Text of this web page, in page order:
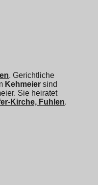
. Gerichtliche
Kehmeier sind
Sie heiratet
Kirche, Fuhlen.